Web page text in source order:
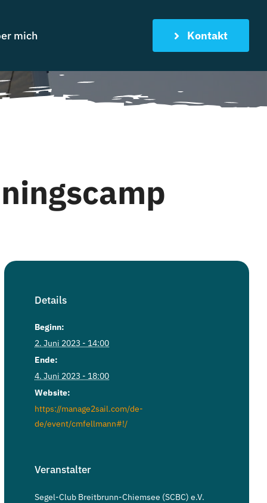
mich Kontakt
Details
Beginn:
2. Juni 2023 - 14:00
Ende:
4. Juni 2023 - 18:00
Website:
https://manage2sail.com/de-
de/event/cmfellmann#!/
Veranstalter
Segel-Club Breitbrunn-Chiemsee (SCBC) e.V.